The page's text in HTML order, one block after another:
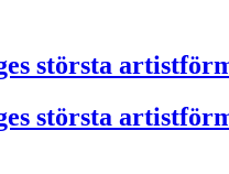
största
största